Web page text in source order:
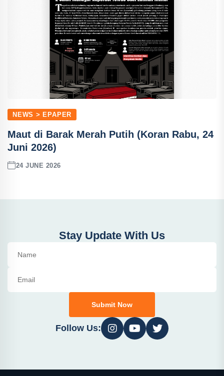
NEWS > EPAPER
Maut di Barak Merah Putih (Koran Rabu, 24
Juni 2026)
24 JUNE 2026
Stay Update With Us
Submit Now
Follow Us: